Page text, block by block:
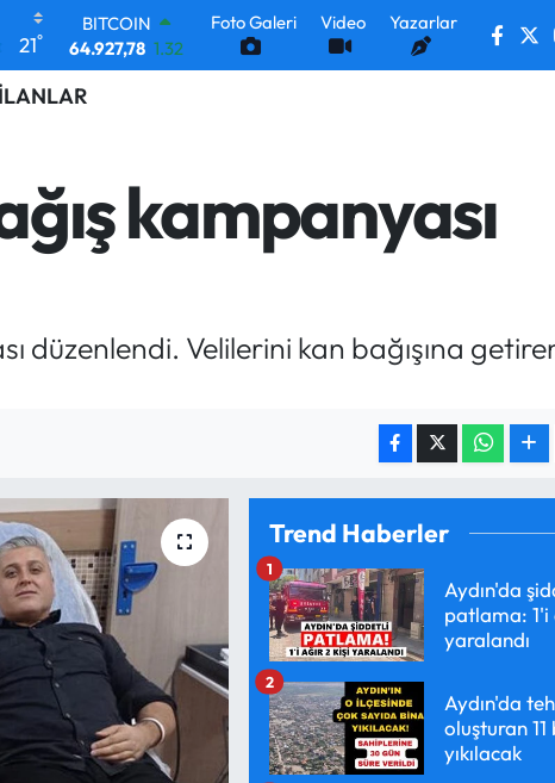
21°
64.927,78
1.32
DOLAR
47,5971 0.05
GRAM ALTIN
6527.85
0.54
BİST100
Foto Galeri Video Yazarlar
kampanyası
düzenlendi. Velilerini kan bağışına
Trend Haberler
Aydın'da
patlama: 1'i
yaralandı
1
Aydın'da
oluşturan 11
yıkılacak
2